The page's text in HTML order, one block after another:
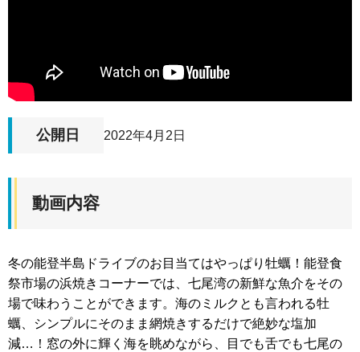
公開日 2022年4月2日
動画内容
冬の能登半島ドライブのお目当てはやっぱり牡蠣！能登食
祭市場の浜焼きコーナーでは、七尾湾の新鮮な魚介をその
場で味わうことができます。海のミルクとも言われる牡
蠣、シンプルにそのまま網焼きするだけで絶妙な塩加
減…！窓の外に輝く海を眺めながら、目でも舌でも七尾の